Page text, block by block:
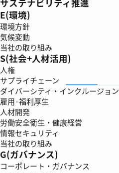
サステナビリティ推進
E(環境)
環境方針
気候変動
当社の取り組み
S(社会+人材活用)
人権
サプライチェーン
ダイバーシティ・インクルージョン
雇用·福利厚生
人材開発
労働安全衛生・健康経営
情報セキュリティ
当社の取り組み
G(ガバナンス)
コーポレート・ガバナンス